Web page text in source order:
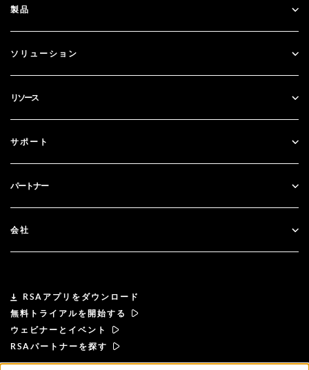
製品
SecurID
ソリューション
多要素認証
金融サービス
リソース
ブログ
ドキュメンテーション
サポート
カスタマー・サポート
パートナー
パートナーになる
会社
リーダーシップ
ニュース& プレス
リソース
RSAアプリをダウンロード
無料トライアルを開始する
ウェビナーとイベント
RSAパートナーを探す